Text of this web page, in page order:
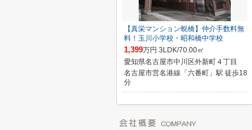
【真栄マンション蜆橋】仲介手数料無
料！玉川小学校・昭和橋中学校
1,399万円 3LDK/70.00㎡
愛知県名古屋市中川区外新町４丁目
名古屋市営名港線「六番町」駅 徒歩18
分